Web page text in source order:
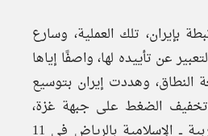
بإيران، تلك العملية، وسارع
عن تأييده لها، واصفًا إياها
النطاق، وهددت إيران بتوسيع
الضغط على جبهة غزة،